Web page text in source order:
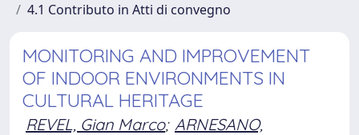
4.1 Contributo in Atti di convegno
MONITORING AND IMPROVEMENT
OF INDOOR ENVIRONMENTS IN
CULTURAL HERITAGE
REVEL, Gian Marco; ARNESANO,